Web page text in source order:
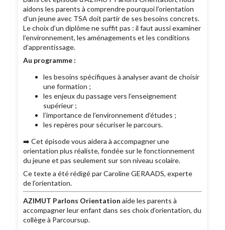
aidons les parents à comprendre pourquoi l’orientation
d’un jeune avec TSA doit partir de ses besoins concrets.
Le choix d’un diplôme ne suffit pas : il faut aussi examiner
l’environnement, les aménagements et les conditions
d’apprentissage.
Au programme :
les besoins spécifiques à analyser avant de choisir
une formation ;
les enjeux du passage vers l’enseignement
supérieur ;
l’importance de l’environnement d’études ;
les repères pour sécuriser le parcours.
➡️ Cet épisode vous aidera à accompagner une
orientation plus réaliste, fondée sur le fonctionnement
du jeune et pas seulement sur son niveau scolaire.
Ce texte a été rédigé par Caroline GERAADS, experte
de l’orientation.
AZIMUT Parlons Orientation aide les parents à
accompagner leur enfant dans ses choix d’orientation, du
collège à Parcoursup.